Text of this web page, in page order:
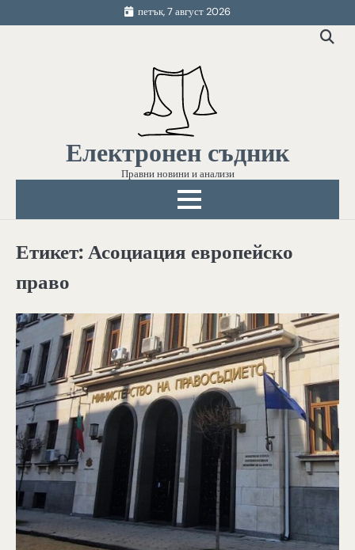
to
петък, 7 август 2026
Електронен съдник
Правни новини и анализи
Етикет:Асоциация европейско
право